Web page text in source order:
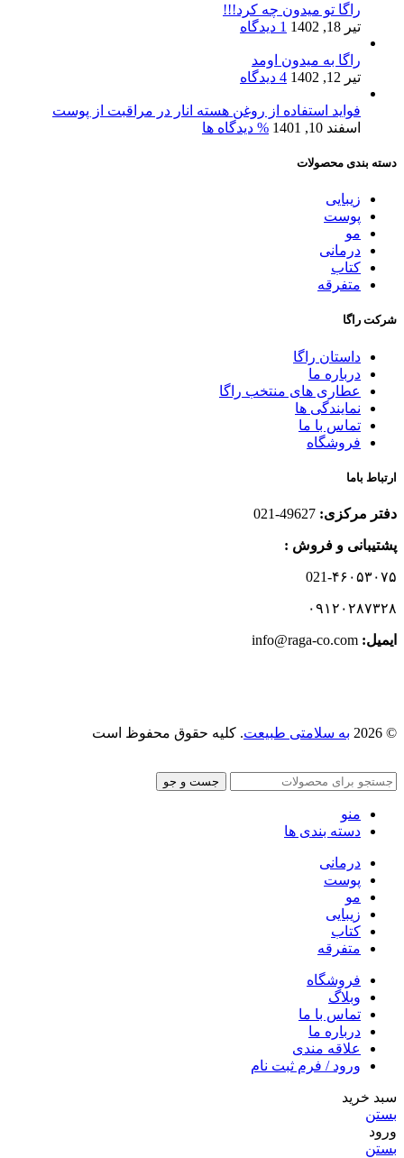
راگا تو میدون چه کرد!!!
تیر 18, 1402
1 دیدگاه
راگا به میدون اومد
تیر 12, 1402
4 دیدگاه
فواید استفاده از روغن هسته انار در مراقبت از پوست
اسفند 10, 1401
% دیدگاه ها
دسته بندی محصولات
زیبایی
پوست
مو
درمانی
کتاب
متفرقه
شرکت راگا
داستان راگا
درباره ما
عطاری های منتخب راگا
نمایندگی ها
تماس با ما
فروشگاه
ارتباط باما
دفتر مرکزی:
پشتیبانی و فروش :
021-۴۶۰۵۳۰۷۵
۰۹۱۲۰۲۸۷۳۲۸
ایمیل:‌
© 2026 به سلامتی طبیعت. کلیه حقوق محفوظ است
جست و جو
منو
دسته بندی ها
درمانی
پوست
مو
زیبایی
کتاب
متفرقه
فروشگاه
وبلاگ
تماس با ما
درباره ما
علاقه مندی
ورود / فرم ثبت نام
سبد خرید
بستن
ورود
بستن